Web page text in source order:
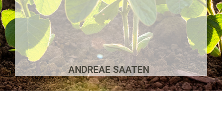
ANDREAE SAATEN